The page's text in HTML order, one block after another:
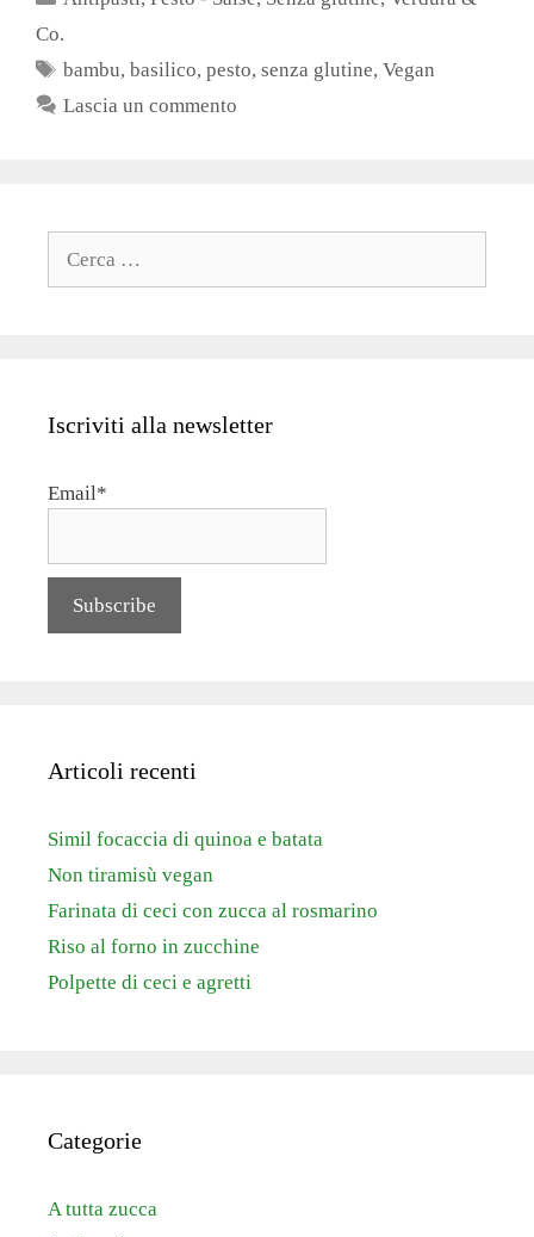
Co.
Tag
bambu,basilico,pesto,senza glutine,Vegan
Lascia un commento
Iscriviti alla newsletter
Email*
Articoli recenti
Simil focaccia di quinoa e batata
Non tiramisù vegan
Farinata di ceci con zucca al rosmarino
Riso al forno in zucchine
Polpette di ceci e agretti
Categorie
A tutta zucca